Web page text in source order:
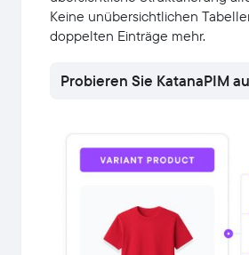
Keine unübersichtlichen
doppelten Einträge mehr.
Probieren Sie KatanaPIM